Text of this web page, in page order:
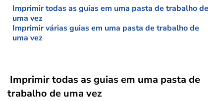
Imprimir todas as guias em uma pasta de trabalho de
uma vez
Imprimir várias guias em uma pasta de trabalho de
uma vez
Imprimir todas as guias em uma pasta de
trabalho de uma vez